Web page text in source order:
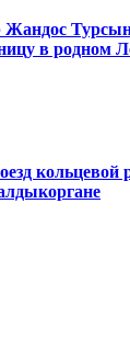
в родном
кольцевой